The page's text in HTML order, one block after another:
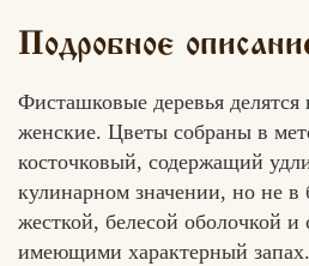
Подробное
Фисташковые деревья
женские. Цветы собраны в
косточковый, содержащий
кулинарном значении, но не в
жесткой, белесой оболочкой и
имеющими характерный запах.